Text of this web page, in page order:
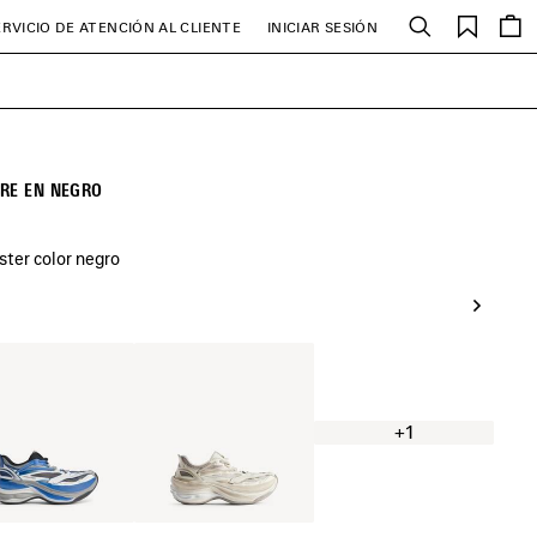
DE ATENCIÓN AL CLIENTE INICIAR SESIÓN Buscar
EN NEGRO
color negro
+1